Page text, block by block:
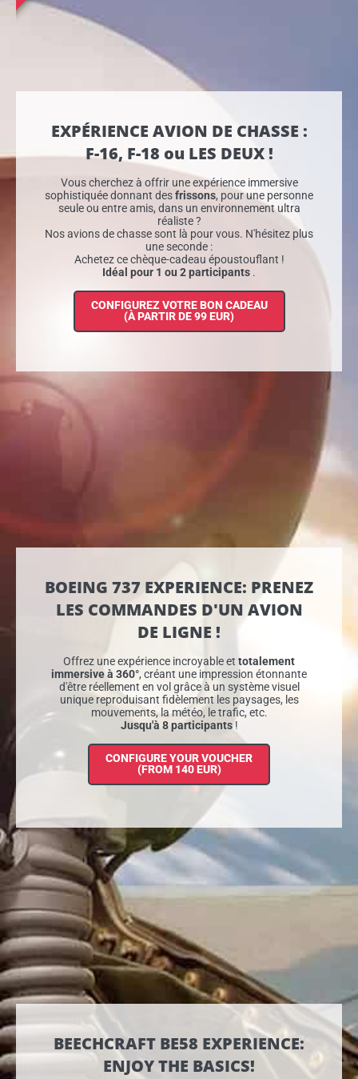
EXPÉRIENCE AVION DE CHASSE :
F-16, F-18 ou LES DEUX !
Vous cherchez à offrir une expérience immersive
sophistiquée donnant desfrissons, pour une personne
seule ou entre amis, dans un environnement ultra
réaliste ?
Nos avions de chasse sont là pour vous. N'hésitez plus
une seconde :
Achetez ce chèque-cadeau époustouflant !
Idéal pour 1 ou 2 participants .
CONFIGUREZ VOTRE BON CADEAU
(À PARTIR DE 99 EUR)
BOEING 737 EXPERIENCE: PRENEZ
LES COMMANDES D'UN AVION
DE LIGNE !
Offrez une expérience incroyable et totalement
immersive à 360°, créant une impression étonnante
d'être réellement en vol grâce à un système visuel
unique reproduisant fidèlement les paysages, les
mouvements, la météo, le trafic, etc.
Jusqu'à 8 participants!
CONFIGURE YOUR VOUCHER
(FROM 140 EUR)
BEECHCRAFT BE58 EXPERIENCE:
ENJOY THE BASICS!